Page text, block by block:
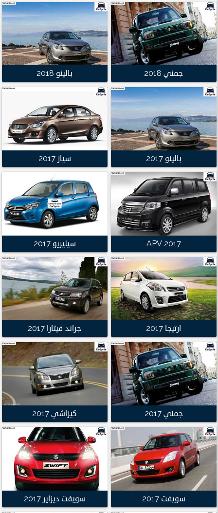
جمني 2018 بالينو 2018
بالينو 2017 سياز 2017
APV 2017 سيليريو 2017
ارتيجا 2017 جراند فيتارا 2017
جمني 2017 كيزاشي 2017
سويفت 2017 سويفت ديزاير 2017